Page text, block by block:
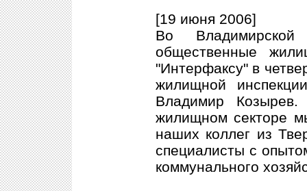
[19 июня 2006]
Во
общественные
"Интерфаксу" в
жилищной
Владимир
жилищном секторе
наших коллег из
специалисты с
коммунального